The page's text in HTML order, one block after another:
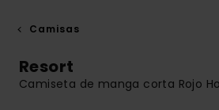
Camisas
Resort
Camiseta de manga corta Rojo